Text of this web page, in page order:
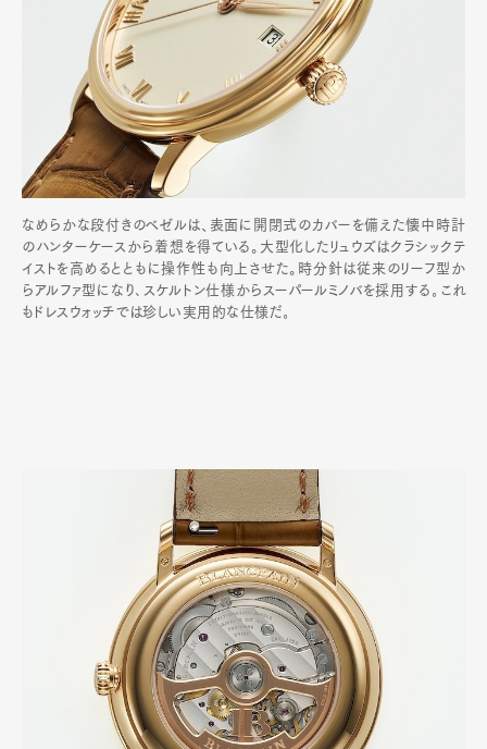
なめらかな段付きのベゼルは、表面に開閉式のカバーを備えた懐中時計
のハンターケースから着想を得ている。大型化したリュウズはクラシックテ
イストを高めるとともに操作性も向上させた。時分針は従来のリーフ型か
らアルファ型になり､スケルトン仕様からスーパールミノバを採用する｡これ
もドレスウォッチでは珍しい実用的な仕様だ｡